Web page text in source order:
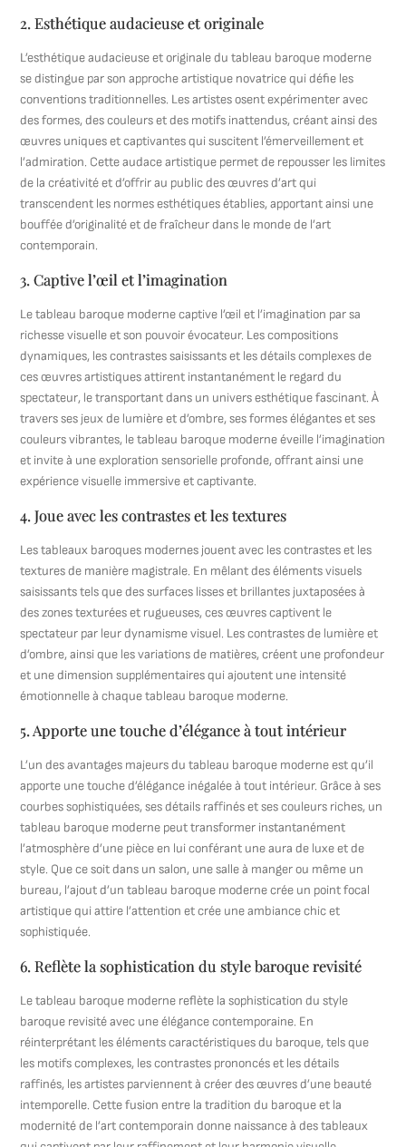
2. Esthétique audacieuse et originale
L’esthétique audacieuse et originale du tableau baroque moderne
se distingue par son approche artistique novatrice qui défie les
conventions traditionnelles. Les artistes osent expérimenter avec
des formes, des couleurs et des motifs inattendus, créant ainsi des
œuvres uniques et captivantes qui suscitent l’émerveillement et
l’admiration. Cette audace artistique permet de repousser les limites
de la créativité et d’offrir au public des œuvres d’art qui
transcendent les normes esthétiques établies, apportant ainsi une
bouffée d’originalité et de fraîcheur dans le monde de l’art
contemporain.
3. Captive l’œil et l’imagination
Le tableau baroque moderne captive l’œil et l’imagination par sa
richesse visuelle et son pouvoir évocateur. Les compositions
dynamiques, les contrastes saisissants et les détails complexes de
ces œuvres artistiques attirent instantanément le regard du
spectateur, le transportant dans un univers esthétique fascinant. À
travers ses jeux de lumière et d’ombre, ses formes élégantes et ses
couleurs vibrantes, le tableau baroque moderne éveille l’imagination
et invite à une exploration sensorielle profonde, offrant ainsi une
expérience visuelle immersive et captivante.
4. Joue avec les contrastes et les textures
Les tableaux baroques modernes jouent avec les contrastes et les
textures de manière magistrale. En mêlant des éléments visuels
saisissants tels que des surfaces lisses et brillantes juxtaposées à
des zones texturées et rugueuses, ces œuvres captivent le
spectateur par leur dynamisme visuel. Les contrastes de lumière et
d’ombre, ainsi que les variations de matières, créent une profondeur
et une dimension supplémentaires qui ajoutent une intensité
émotionnelle à chaque tableau baroque moderne.
5. Apporte une touche d’élégance à tout intérieur
L’un des avantages majeurs du tableau baroque moderne est qu’il
apporte une touche d’élégance inégalée à tout intérieur. Grâce à ses
courbes sophistiquées, ses détails raffinés et ses couleurs riches, un
tableau baroque moderne peut transformer instantanément
l’atmosphère d’une pièce en lui conférant une aura de luxe et de
style. Que ce soit dans un salon, une salle à manger ou même un
bureau, l’ajout d’un tableau baroque moderne crée un point focal
artistique qui attire l’attention et crée une ambiance chic et
sophistiquée.
6. Reflète la sophistication du style baroque revisité
Le tableau baroque moderne reflète la sophistication du style
baroque revisité avec une élégance contemporaine. En
réinterprétant les éléments caractéristiques du baroque, tels que
les motifs complexes, les contrastes prononcés et les détails
raffinés, les artistes parviennent à créer des œuvres d’une beauté
intemporelle. Cette fusion entre la tradition du baroque et la
modernité de l’art contemporain donne naissance à des tableaux